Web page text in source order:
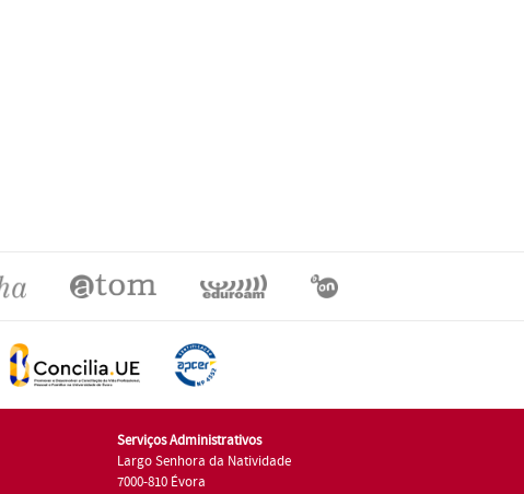
Serviços Administrativos
Largo Senhora da Natividade
7000-810 Évora